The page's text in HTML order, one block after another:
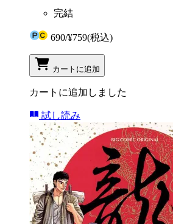
完結
690/¥759(税込)
カートに追加
カートに追加しました
試し読み